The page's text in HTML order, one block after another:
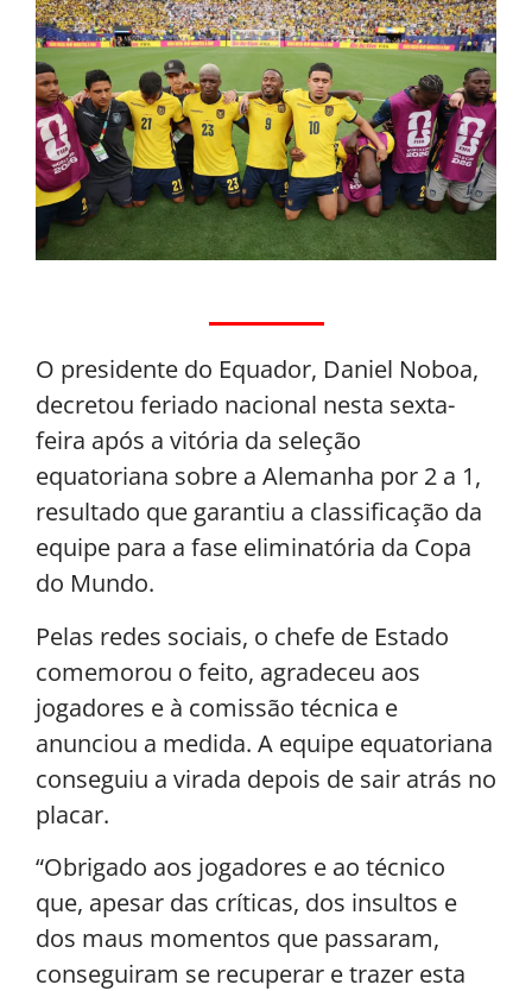
O presidente do Equador, Daniel Noboa,
decretou feriado nacional nesta sexta-
feira após a vitória da seleção
equatoriana sobre a Alemanha por 2 a 1,
resultado que garantiu a classificação da
equipe para a fase eliminatória da Copa
do Mundo.
Pelas redes sociais, o chefe de Estado
comemorou o feito, agradeceu aos
jogadores e à comissão técnica e
anunciou a medida. A equipe equatoriana
conseguiu a virada depois de sair atrás no
placar.
“Obrigado aos jogadores e ao técnico
que, apesar das críticas, dos insultos e
dos maus momentos que passaram,
conseguiram se recuperar e trazer esta